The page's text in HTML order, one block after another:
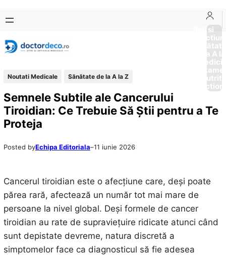
conținut
content
Boli si
Afectiuni
Sănătate
de la A
Noutati Medicale Sănătate de la A la Z
Semnele Subtile ale Cancerului
Tiroidian: Ce Trebuie Să Știi pentru a Te
Proteja
Posted byEchipa Editoriala–11 iunie 2026
Cancerul tiroidian este o afecțiune care, deși poate
părea rară, afectează un număr tot mai mare de
persoane la nivel global. Deși formele de cancer
tiroidian au rate de supraviețuire ridicate atunci când
sunt depistate devreme, natura discretă a
simptomelor face ca diagnosticul să fie adesea